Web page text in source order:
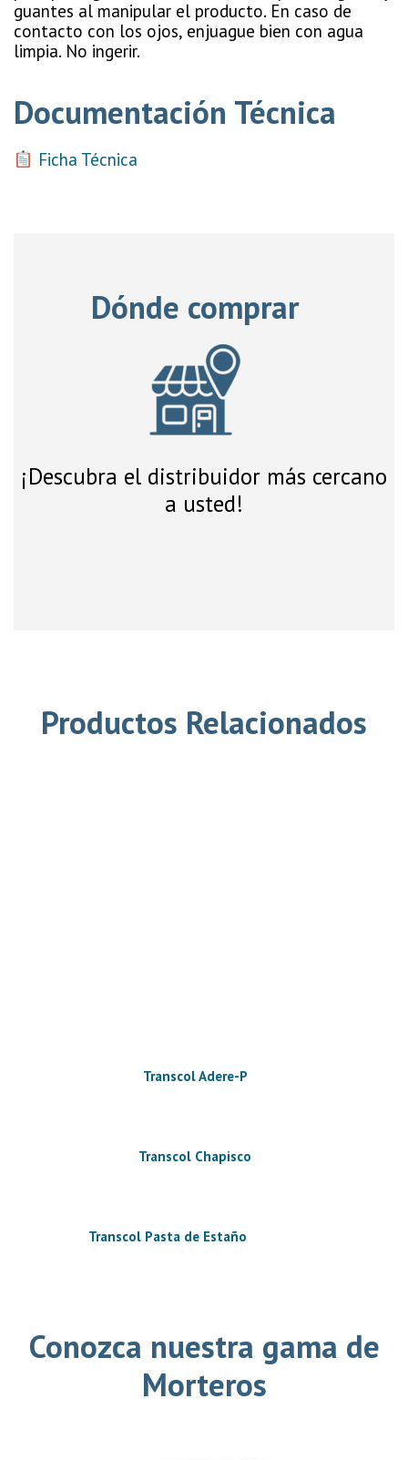
guantes al manipular el producto. En caso de
contacto con los ojos, enjuague bien con agua
limpia. No ingerir.
Documentación Técnica
Ficha Técnica
Dónde comprar
¡Descubra el distribuidor más cercano
a usted!
Productos Relacionados
Transcol Adere-P
Transcol Chapisco
Transcol Pasta de Estaño
Conozca nuestra gama de
Morteros